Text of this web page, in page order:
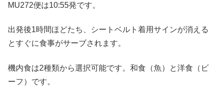
MU272便は10:55発です。
出発後1時間ほどたち、シートベルト着用サインが消える
とすぐに食事がサーブされます。
機内食は2種類から選択可能です。和食（魚）と洋食（ビ
ーフ）です。